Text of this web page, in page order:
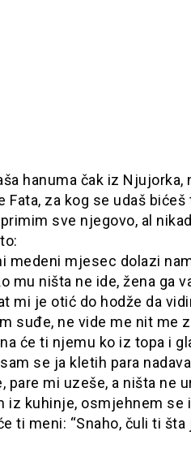
hanuma čak iz Njujorka,
Fata, za kog se udaš
sve njegovo, al
medeni mjesec dolazi
mu ništa ne ide, žena ga
mi je otić do hodže da
suđe, ne vide me nit me
će ti njemu ko iz topa i
sam se ja kletih para
pare mi uzeše, a ništa ne
iz kuhinje, osmjehnem se
ti meni: “Snaho, čuli ti šta